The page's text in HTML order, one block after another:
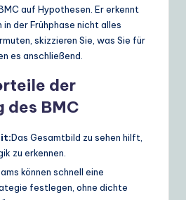
auf Hypothesen. Er erkennt
in der Frühphase nicht alles
skizzieren Sie, was Sie für
es anschließend.
der
des BMC
Das Gesamtbild zu sehen hilft,
zu erkennen.
können schnell eine
festlegen, ohne dichte